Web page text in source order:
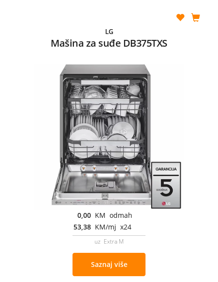
LG
Mašina za suđe DB375TXS
0,00 KM odmah
53,38 KM/mj x24
uz Extra M
Saznaj više